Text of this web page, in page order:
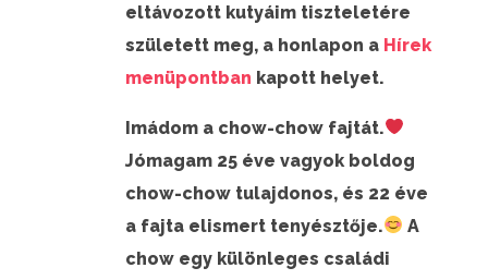
eltávozott kutyáim tiszteletére
született meg, a honlapon a Hírek
menüpontban kapott helyet.
Imádom a chow-chow fajtát.
Jómagam 25 éve vagyok boldog
chow-chow tulajdonos, és 22 éve
a fajta elismert tenyésztője.
A
chow egy különleges családi